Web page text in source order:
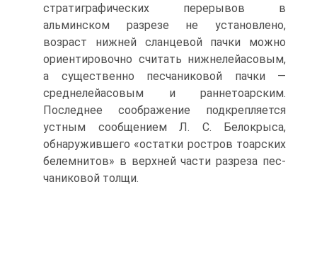
стратиграфических перерывов в
альминском разрезе не установлено,
возраст нижней сланцевой пачки можно
ориен­тировочно считать нижнелейасовым,
а существенно песчаниковой пачки —
среднелейасовым и раннетоарским.
Последнее соображение подкрепляется
устным сообщением Л. С. Белокрыса,
обнаружившего «остатки ростров тоарских
белемнитов» в верхней части разреза пес­
чаниковой толщи.